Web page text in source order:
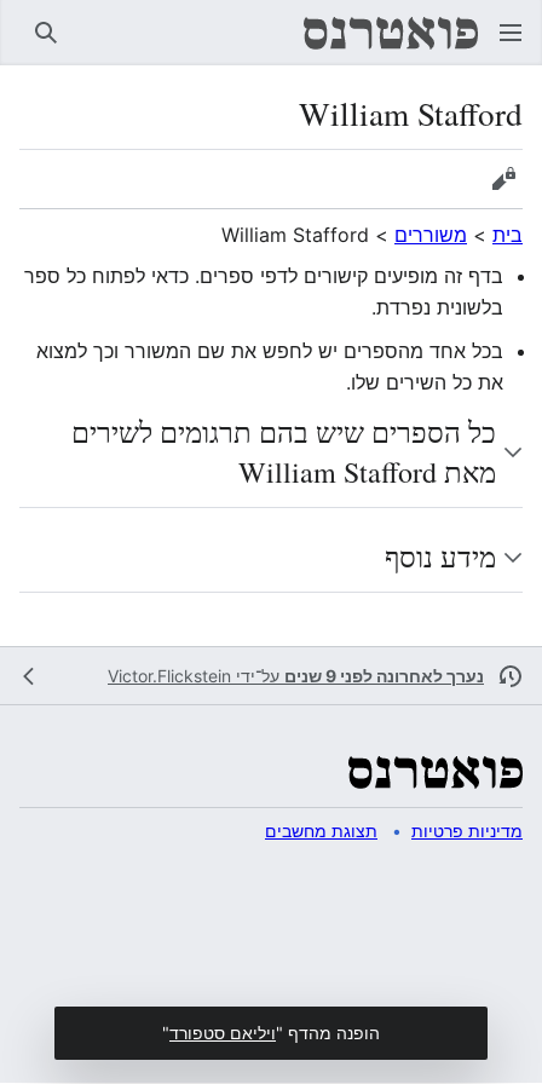
William Stafford
הצגת מקור
בית > משוררים >
William Stafford
בדף זה מופיעים קישורים לדפי ספרים. כדאי לפתוח כל ספר
בלשונית נפרדת.
בכל אחד מהספרים יש לחפש את שם המשורר וכך למצוא
את כל השירים שלו.
כל הספרים שיש בהם תרגומים לשירים
מאת William Stafford
מידע נוסף
נערך לאחרונה לפני 9 שנים על־ידי Victor.Flickstein
מדיניות פרטיות תצוגת מחשבים
הופנה מהדף "ויליאם סטפורד"